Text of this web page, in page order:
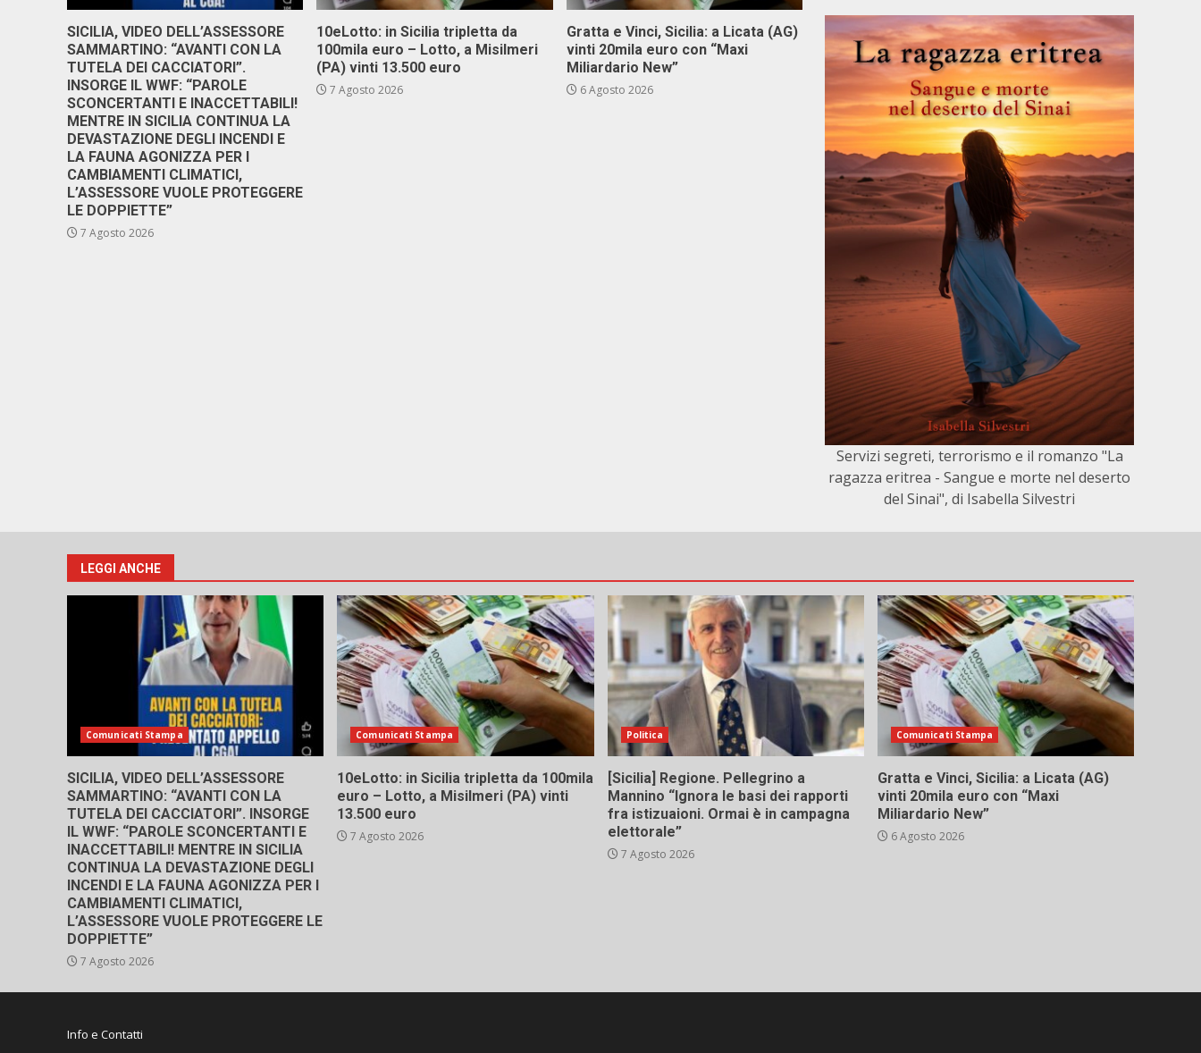
SICILIA, VIDEO DELL’ASSESSORE
SAMMARTINO: “AVANTI CON LA
TUTELA DEI CACCIATORI”.
INSORGE IL WWF: “PAROLE
SCONCERTANTI E INACCETTABILI!
MENTRE IN SICILIA CONTINUA LA
DEVASTAZIONE DEGLI INCENDI E
LA FAUNA AGONIZZA PER I
CAMBIAMENTI CLIMATICI,
L’ASSESSORE VUOLE PROTEGGERE
LE DOPPIETTE”
7 Agosto 2026
10eLotto: in Sicilia tripletta da
100mila euro – Lotto, a Misilmeri
(PA) vinti 13.500 euro
7 Agosto 2026
Gratta e Vinci, Sicilia: a Licata (AG)
vinti 20mila euro con “Maxi
Miliardario New”
6 Agosto 2026
Servizi segreti, terrorismo e il romanzo "La
ragazza eritrea - Sangue e morte nel deserto
del Sinai", di Isabella Silvestri
LEGGI ANCHE
Comunicati Stampa
SICILIA, VIDEO DELL’ASSESSORE
SAMMARTINO: “AVANTI CON LA
TUTELA DEI CACCIATORI”. INSORGE
IL WWF: “PAROLE SCONCERTANTI E
INACCETTABILI! MENTRE IN SICILIA
CONTINUA LA DEVASTAZIONE DEGLI
INCENDI E LA FAUNA AGONIZZA PER I
CAMBIAMENTI CLIMATICI,
L’ASSESSORE VUOLE PROTEGGERE LE
DOPPIETTE”
7 Agosto 2026
Comunicati Stampa
10eLotto: in Sicilia tripletta da 100mila
euro – Lotto, a Misilmeri (PA) vinti
13.500 euro
7 Agosto 2026
Politica
[Sicilia] Regione. Pellegrino a
Mannino “Ignora le basi dei rapporti
fra istizuaioni. Ormai è in campagna
elettorale”
7 Agosto 2026
Comunicati Stampa
Gratta e Vinci, Sicilia: a Licata (AG)
vinti 20mila euro con “Maxi
Miliardario New”
6 Agosto 2026
Info e Contatti